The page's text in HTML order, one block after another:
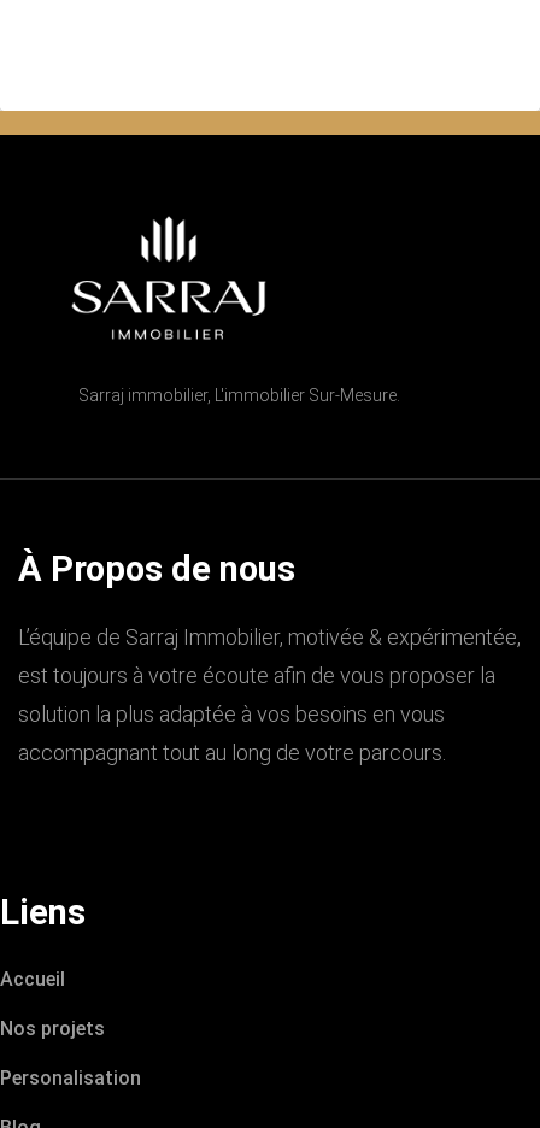
Sarraj immobilier, L'immobilier Sur-Mesure.
À Propos de nous
L’équipe de Sarraj Immobilier, motivée & expérimentée,
est toujours à votre écoute afin de vous proposer la
solution la plus adaptée à vos besoins en vous
accompagnant tout au long de votre parcours.
Liens
Accueil
Nos projets
Personalisation